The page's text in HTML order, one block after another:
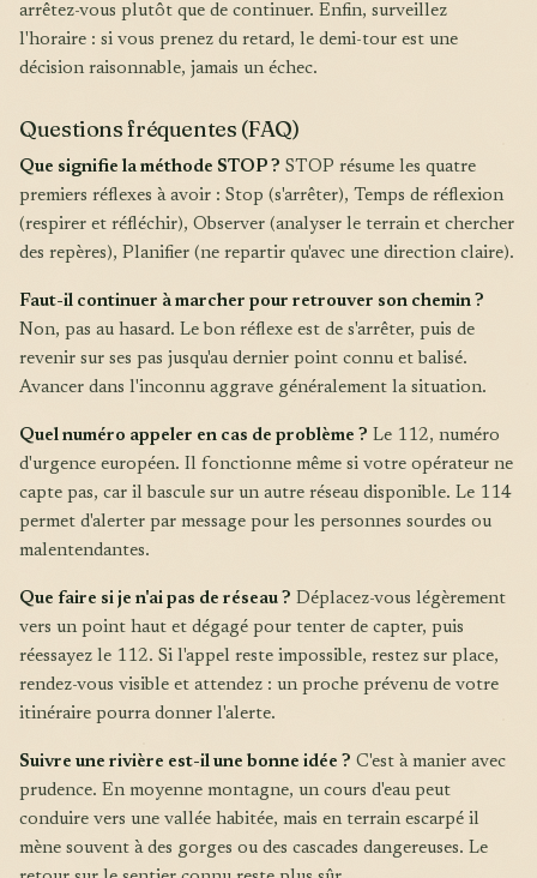
arrêtez-vous plutôt que de continuer. Enfin, surveillez
l'horaire : si vous prenez du retard, le demi-tour est une
décision raisonnable, jamais un échec.
Questions fréquentes (FAQ)
Que signifie la méthode STOP ? STOP résume les quatre
premiers réflexes à avoir : Stop (s'arrêter), Temps de réflexion
(respirer et réfléchir), Observer (analyser le terrain et chercher
des repères), Planifier (ne repartir qu'avec une direction claire).
Faut-il continuer à marcher pour retrouver son chemin ?
Non, pas au hasard. Le bon réflexe est de s'arrêter, puis de
revenir sur ses pas jusqu'au dernier point connu et balisé.
Avancer dans l'inconnu aggrave généralement la situation.
Quel numéro appeler en cas de problème ? Le 112, numéro
d'urgence européen. Il fonctionne même si votre opérateur ne
capte pas, car il bascule sur un autre réseau disponible. Le 114
permet d'alerter par message pour les personnes sourdes ou
malentendantes.
Que faire si je n'ai pas de réseau ? Déplacez-vous légèrement
vers un point haut et dégagé pour tenter de capter, puis
réessayez le 112. Si l'appel reste impossible, restez sur place,
rendez-vous visible et attendez : un proche prévenu de votre
itinéraire pourra donner l'alerte.
Suivre une rivière est-il une bonne idée ? C'est à manier avec
prudence. En moyenne montagne, un cours d'eau peut
conduire vers une vallée habitée, mais en terrain escarpé il
mène souvent à des gorges ou des cascades dangereuses. Le